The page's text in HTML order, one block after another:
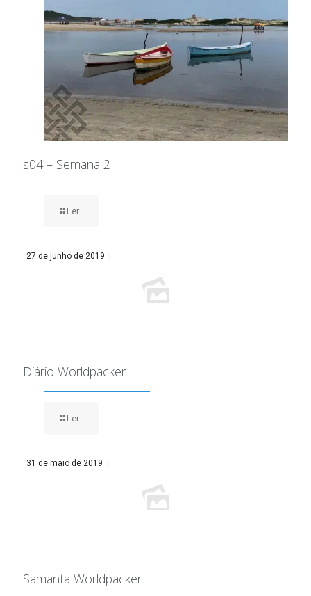
s04 – Semana 2
Ler...
27 de junho de 2019
Diário Worldpacker
Ler...
31 de maio de 2019
Samanta Worldpacker